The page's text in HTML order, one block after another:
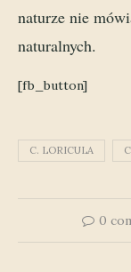
naturze nie
naturalnych.
[fb_button]
C. LORICULA
0